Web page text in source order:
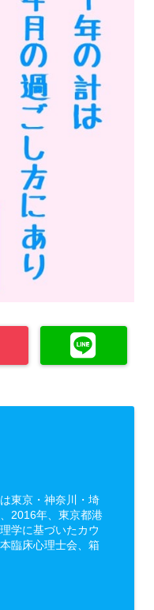
東京・神奈川・埼
2016年、東京都港
学に基づいたカウ
臨床心理士会、箱